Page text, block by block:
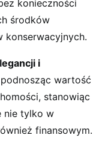
konieczności
środków
konserwacyjnych.
i
wartość
stanowiąc
nie tylko w
finansowym.